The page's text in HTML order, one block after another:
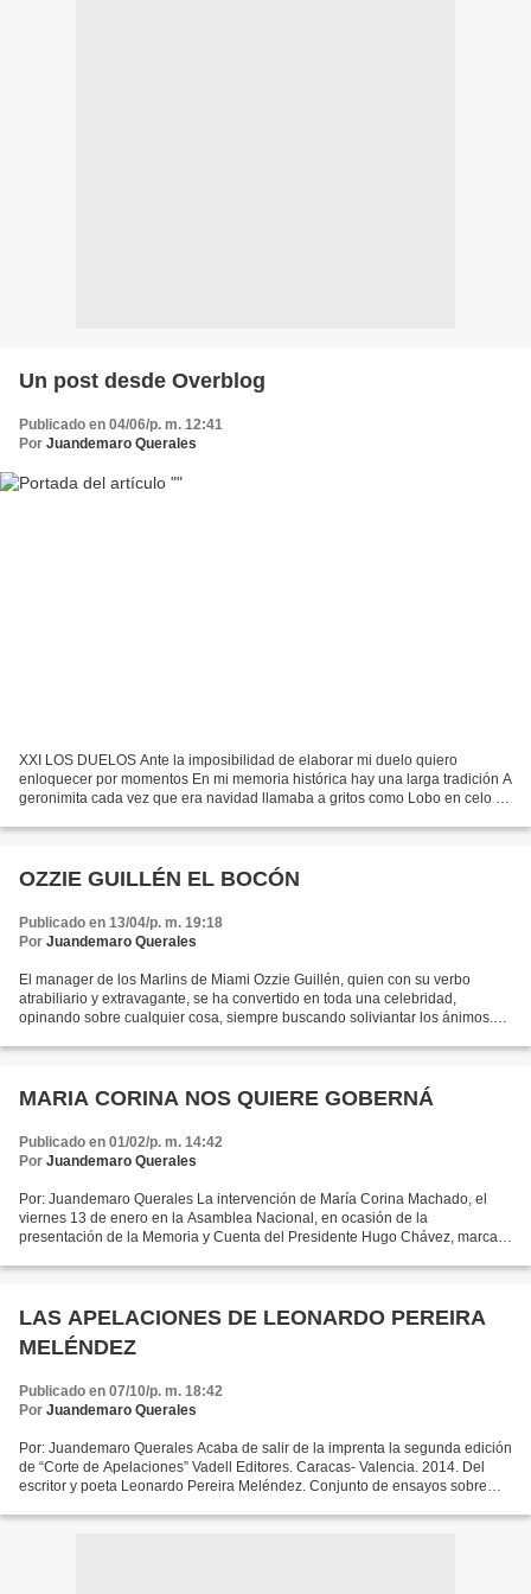
Un post desde Overblog
Publicado en 04/06/p. m. 12:41
Por Juandemaro Querales
XXI LOS DUELOS Ante la imposibilidad de elaborar mi duelo quiero
enloquecer por momentos En mi memoria histórica hay una larga tradición A
geronimita cada vez que era navidad llamaba a gritos como Lobo en celo al
OZZIE GUILLÉN EL BOCÓN
Publicado en 13/04/p. m. 19:18
Por Juandemaro Querales
El manager de los Marlins de Miami Ozzie Guillén, quien con su verbo
atrabiliario y extravagante, se ha convertido en toda una celebridad,
opinando sobre cualquier cosa, siempre buscando soliviantar los ánimos.
MARIA CORINA NOS QUIERE GOBERNÁ
Publicado en 01/02/p. m. 14:42
Por Juandemaro Querales
Por: Juandemaro Querales La intervención de María Corina Machado, el
viernes 13 de enero en la Asamblea Nacional, en ocasión de la
presentación de la Memoria y Cuenta del Presidente Hugo Chávez, marca
LAS APELACIONES DE LEONARDO PEREIRA
MELÉNDEZ
Publicado en 07/10/p. m. 18:42
Por Juandemaro Querales
Por: Juandemaro Querales Acaba de salir de la imprenta la segunda edición
de “Corte de Apelaciones” Vadell Editores. Caracas- Valencia. 2014. Del
escritor y poeta Leonardo Pereira Meléndez. Conjunto de ensayos sobre